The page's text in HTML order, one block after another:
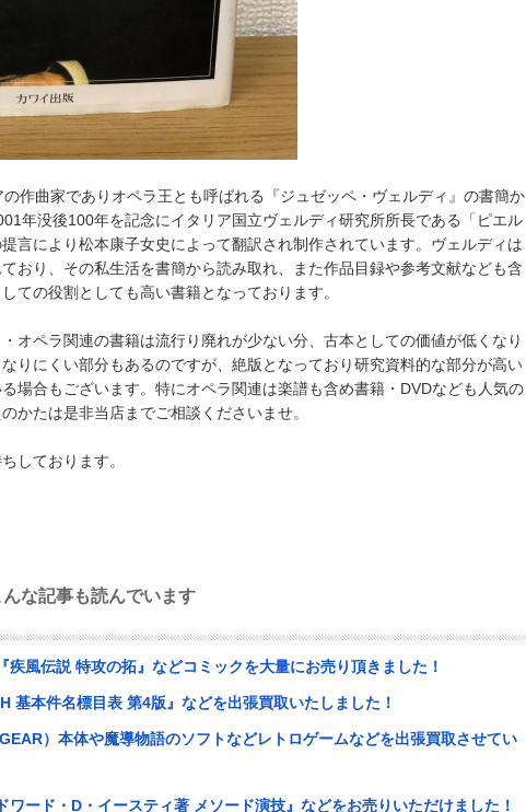
作曲家でありオペラ王とも呼ばれる『ジュゼッペ・ヴェルディ』の書簡か
年没後100年を記念にイタリア国立ヴェルディ研究所所長である「ピエル
言により松本康子女史によって翻訳され制作されています。ヴェルディは
おり、その私生活を書簡から読み取れ、また作品目録や参考文献なども含
ての役割としても高い書籍となっております。
オペラ関連の書籍は流行り廃れが少ない分、古本としての価値が低くなり
りにくい部分もあるのですが、絶版となっており研究資料的な部分が高い
場合もございます。特にオペラ関連は楽譜も含め書籍・DVDなども人気の
かたは是非当店までご相談くださいませ。
しております。
な記事も読んでいます
疾風伝説 特攻の拓』などコミックを大量にお売り頂きました！
基本件名標目表 第4版』などを出張買取いたしました！
）本体や魔導物語のソフトなどレトロゲームなどを出張買取させてい
ワード・D・イースティ著 メソード演技』などをお売りいただけました！